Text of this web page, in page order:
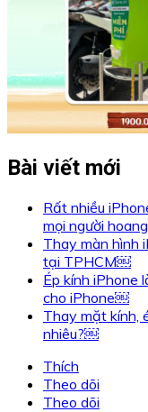
Bài viết mới
Rất nhiều
mọi người
Thay màn hình
tại TPHCM￼
Ép kính iPhone
cho iPhone￼
Thay mặt kính,
nhiêu?￼
Thích
Theo dõi
Theo dõi